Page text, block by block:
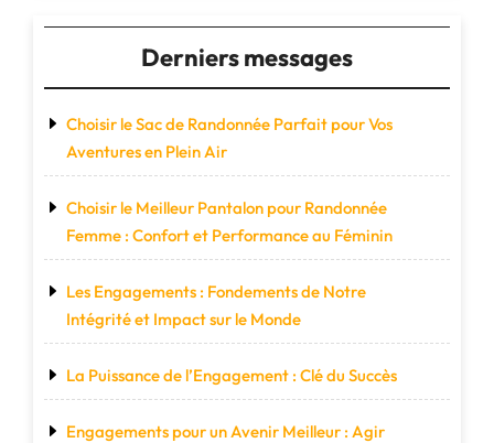
Derniers messages
Choisir le Sac de Randonnée Parfait pour Vos
Aventures en Plein Air
Choisir le Meilleur Pantalon pour Randonnée
Femme : Confort et Performance au Féminin
Les Engagements : Fondements de Notre
Intégrité et Impact sur le Monde
La Puissance de l’Engagement : Clé du Succès
Engagements pour un Avenir Meilleur : Agir